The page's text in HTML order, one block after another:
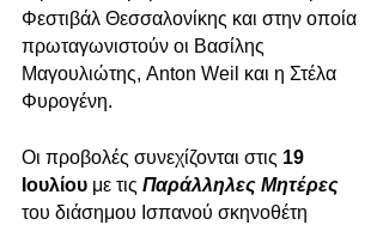
Φεστιβάλ Θεσσαλονίκης και στην οποία
πρωταγωνιστούν οι Βασίλης
Μαγουλιώτης, Anton Weil και η Στέλα
Φυρογένη.
Οι προβολές συνεχίζονται στις 19
Ιουλίου με τις Παράλληλες Μητέρες
του διάσημου Ισπανού σκηνοθέτη